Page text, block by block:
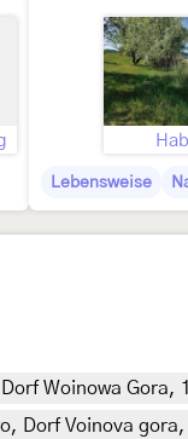
Lebensweise
Woinowa
Dorf Voinova